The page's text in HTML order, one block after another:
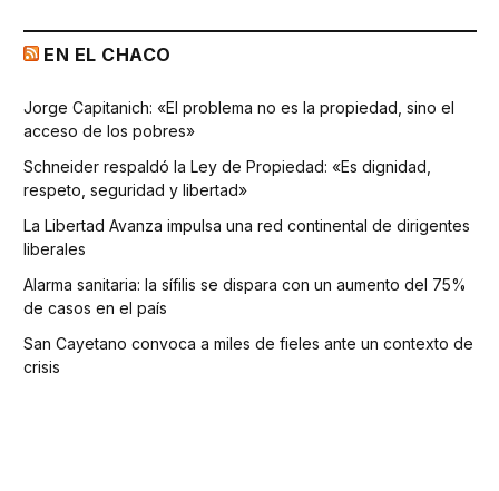
EN EL CHACO
Jorge Capitanich: «El problema no es la propiedad, sino el
acceso de los pobres»
Schneider respaldó la Ley de Propiedad: «Es dignidad,
respeto, seguridad y libertad»
La Libertad Avanza impulsa una red continental de dirigentes
liberales
Alarma sanitaria: la sífilis se dispara con un aumento del 75%
de casos en el país
San Cayetano convoca a miles de fieles ante un contexto de
crisis